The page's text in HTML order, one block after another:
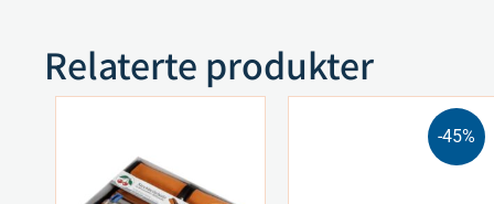
Relaterte produkter
-45%